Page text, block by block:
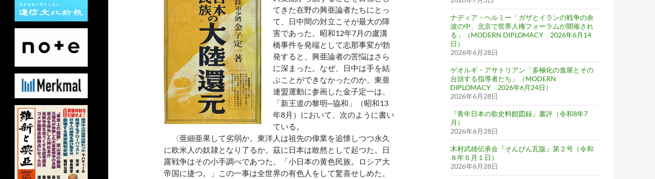
てきた在野の興亜論者たちにとっ
て、日中間の対立こそが最大の障
害であった。昭和12年7月の盧溝
橋事件を発端として志那事変が勃
発すると、興亜論者の苦悩はさら
に深まった。なぜ、日中は手を結
ぶことができなかったのか。東亜
連盟運動に参画した金子定一は、
「新王道の黎明─協和」（昭和13
年8月）において、次のように書い
ている。
〈亜細亜果して劣弱か。東洋人は祖先の偉業を追懐しつつ永久
に欧米人の奴隷となり了るか。茲に日本は敢然として起つた。日
露戦争はその小手調べであつた。「小日本の黄色民族。ロシア大
帝国に捷つ。」この一事は全世界の有色人をして驚喜せしめた。
ナディア・ヘルミー「ガザとイランの戦争の余
波の中、北京で世界人権フォーラムが開催され
る」（MODERN DIPLOMACY 2026年6月14
日）
2026年6月28日
ゲオルギ・アサトリアン「多極化の進展とその
台頭する指導者たち」（MODERN
DIPLOMACY 2026年6月24日）
2026年6月28日
『青年日本の歌史料館図録』書評（令和8年7
月）
2026年6月28日
木村武雄伝承会『そんぴん瓦版』第２号（令和
８年６月１日）
2026年6月28日